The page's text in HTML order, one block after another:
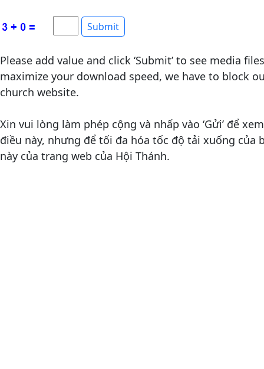
Please add value and click ‘Submit’ to see media
maximize your download speed, we have to block
church website.
Xin vui lòng làm phép cộng và nhấp vào ‘Gửi’ để
điều này, nhưng để tối đa hóa tốc độ tải xuống của
này của trang web của Hội Thánh.